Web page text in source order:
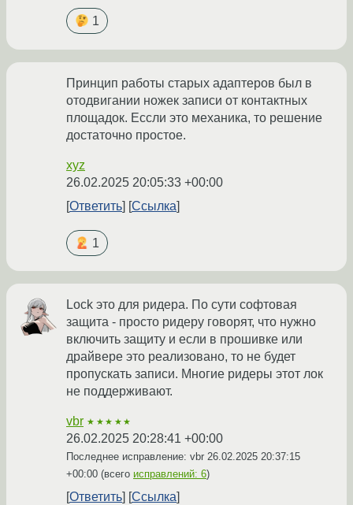
1
Принцип работы старых адаптеров был в
отодвигании ножек записи от контактных
площадок. Ессли это механика, то решение
достаточно простое.
xyz
26.02.2025 20:05:33 +00:00
Ответить
Ссылка
1
Lock это для ридера. По сути софтовая
защита - просто ридеру говорят, что нужно
включить защиту и если в прошивке или
драйвере это реализовано, то не будет
пропускать записи. Многие ридеры этот лок
не поддерживают.
vbr ★★★★★
26.02.2025 20:28:41 +00:00
Последнее исправление: vbr 26.02.2025 20:37:15
+00:00 (всего исправлений: 6)
Ответить Ссылка